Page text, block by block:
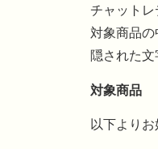
チャットレ
対象商品
隠された
対象商品
以下より